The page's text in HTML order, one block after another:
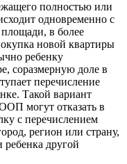
полностью или
одновременно с
в более
новой квартиры
ребенку
соразмерную доле в
перечисление
Такой вариант
могут отказать в
с перечислением
регион или страну,
ребенка другой